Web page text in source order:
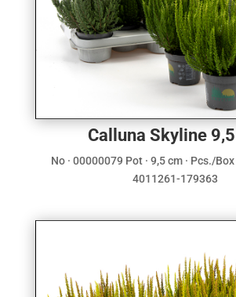
Calluna Skyline
No · 00000079 Pot · 9,5 cm · Pcs./Box
4011261-179363